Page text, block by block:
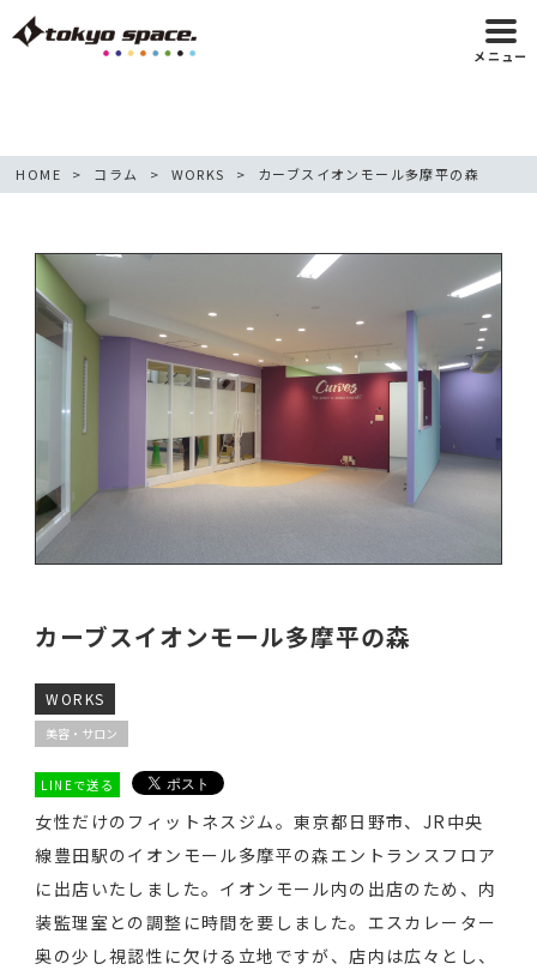
メニュー
HOME コラム WORKS カーブスイオンモール多摩平の森
カーブスイオンモール多摩平の森
WORKS
美容・サロン
LINEで送る
女性だけのフィットネスジム。東京都日野市、JR中央
線豊田駅のイオンモール多摩平の森エントランスフロア
に出店いたしました。イオンモール内の出店のため、内
装監理室との調整に時間を要しました。エスカレーター
奥の少し視認性に欠ける立地ですが、店内は広々とし、